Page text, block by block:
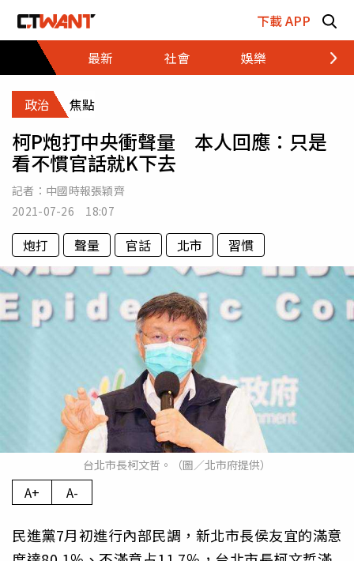
下載 APP
最新
社會 娛樂 財經
政治 焦點
柯P炮打中央衝聲量 本人回應：只是
看不慣官話就K下去
記者： 中國時報張穎齊
2021-07-26 18:07
炮打 聲量 官話 北市 習慣
台北市長柯文哲。（圖／北市府提供）
A+ A-
民進黨7月初進行內部民調，新北市長侯友宜的滿意